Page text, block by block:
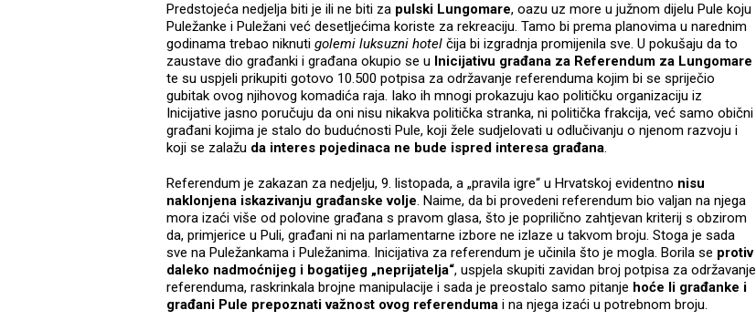
Predstojeća nedjelja biti je ili ne biti za pulski Lungomare, oazu uz more u južnom dijelu Pule koju
Puležanke i Puležani već desetljećima koriste za rekreaciju. Tamo bi prema planovima u narednim
godinama trebao niknuti golemi luksuzni hotel čija bi izgradnja promijenila sve. U pokušaju da to
zaustave dio građanki i građana okupio se u Inicijativu građana za Referendum za Lungomare
te su uspjeli prikupiti gotovo 10.500 potpisa za održavanje referenduma kojim bi se spriječio
gubitak ovog njihovog komadića raja. Iako ih mnogi prokazuju kao političku organizaciju iz
Inicijative jasno poručuju da oni nisu nikakva politička stranka, ni politička frakcija, već samo obični
građani kojima je stalo do budućnosti Pule, koji žele sudjelovati u odlučivanju o njenom razvoju i
koji se zalažu da interes pojedinaca ne bude ispred interesa građana.
Referendum je zakazan za nedjelju, 9. listopada, a „pravila igre“ u Hrvatskoj evidentno nisu
naklonjena iskazivanju građanske volje. Naime, da bi provedeni referendum bio valjan na njega
mora izaći više od polovine građana s pravom glasa, što je poprilično zahtjevan kriterij s obzirom
da, primjerice u Puli, građani ni na parlamentarne izbore ne izlaze u takvom broju. Stoga je sada
sve na Puležankama i Puležanima. Inicijativa za referendum je učinila što je mogla. Borila se protiv
daleko nadmoćnijeg i bogatijeg „neprijatelja“, uspjela skupiti zavidan broj potpisa za održavanje
referenduma, raskrinkala brojne manipulacije i sada je preostalo samo pitanje hoće li građanke i
građani Pule prepoznati važnost ovog referenduma i na njega izaći u potrebnom broju.